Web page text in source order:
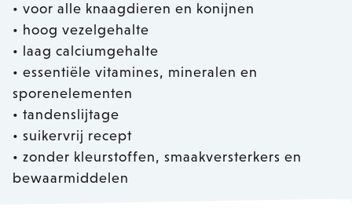
• voor alle knaagdieren en konijnen
• hoog vezelgehalte
• laag calciumgehalte
• essentiële vitamines, mineralen en
sporenelementen
• tandenslijtage
• suikervrij recept
• zonder kleurstoffen, smaakversterkers en
bewaarmiddelen